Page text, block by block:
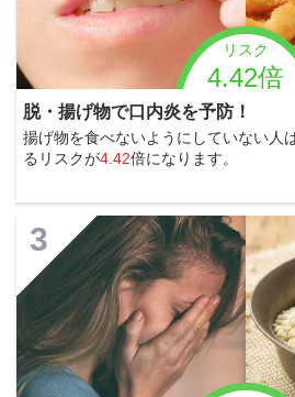
リスク
4.42倍
脱・揚げ物で口内炎を予防！
揚げ物を食べないようにしていない人
るリスクが4.42倍になります。
3